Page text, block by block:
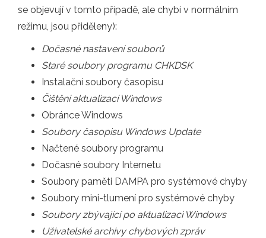
se objevují v tomto případě, ale chybí v normálním
režimu, jsou přiděleny):
Dočasné nastavení souborů
Staré soubory programu CHKDSK
Instalační soubory časopisu
Čištění aktualizací Windows
Obránce Windows
Soubory časopisu Windows Update
Načtené soubory programu
Dočasné soubory Internetu
Soubory paměti DAMPA pro systémové chyby
Soubory mini-tlumení pro systémové chyby
Soubory zbývající po aktualizaci Windows
Uživatelské archivy chybových zpráv